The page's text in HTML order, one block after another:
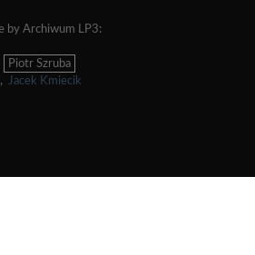
by Archiwum LP3:
Piotr Szruba
, Jacek Kmiecik